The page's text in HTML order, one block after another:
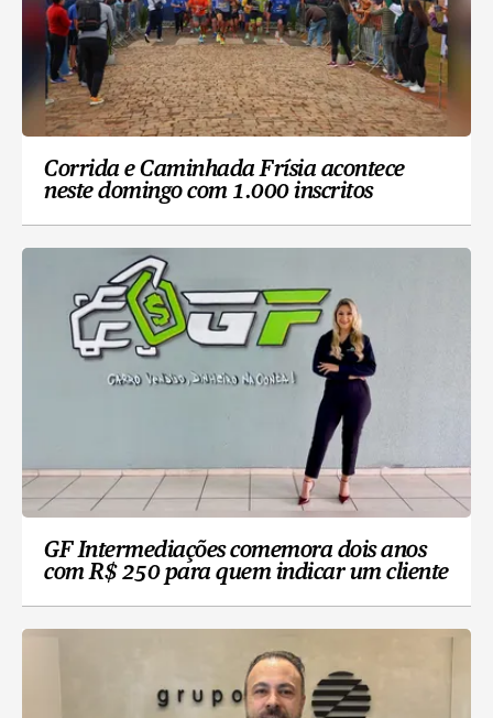
Corrida e Caminhada Frísia acontece
neste domingo com 1.000 inscritos
GF Intermediações comemora dois anos
com R$ 250 para quem indicar um cliente